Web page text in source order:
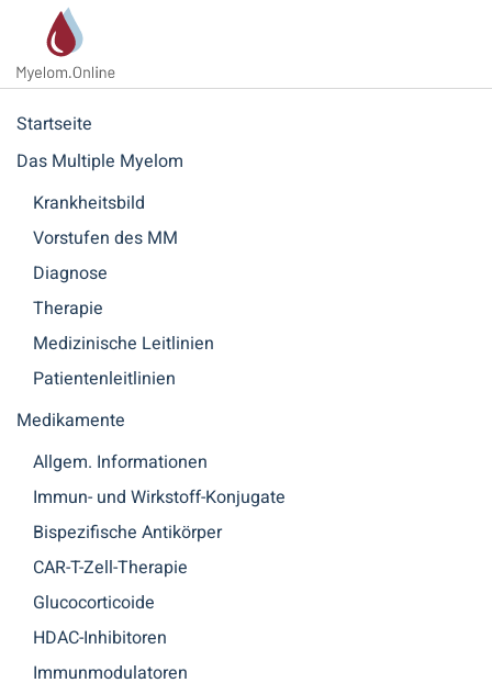
Zum Hauptinhalt springen
Startseite
Das Multiple Myelom
Krankheitsbild
Vorstufen des MM
Diagnose
Therapie
Medizinische Leitlinien
Patientenleitlinien
Medikamente
Allgem. Informationen
Immun- und Wirkstoff-Konjugate
Bispezifische Antikörper
CAR-T-Zell-Therapie
Glucocorticoide
HDAC-Inhibitoren
Immunmodulatoren